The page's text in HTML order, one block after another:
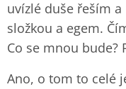
uvízlé duše řeším
složkou a egem.
Co se mnou bude?
Ano, o tom to celé